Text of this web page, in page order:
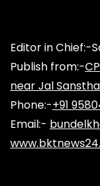
Editor in Chief:-
Publish from:-
near Jal
Phone:-+91
Email:-